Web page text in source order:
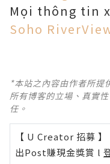
Mọi thông tin
Soho
*本站之內容由作者所提
所有博客的立場、真實
任。
【 U Creator 招募 】
出Post賺現金獎賞 l